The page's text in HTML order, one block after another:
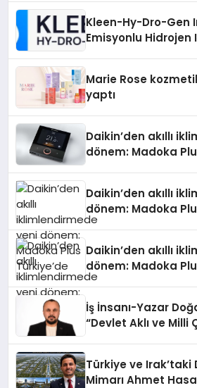
Kleen-Hy-Dro-Gen
Emisyonlu Hidrojen
Marie Rose
yaptı
Daikin’den akıllı
dönem: Madoka
Daikin’den akıllı
dönem: Madoka
Daikin’den akıllı
dönem: Madoka
İş İnsanı-Yazar
“Devlet Aklı ve Milli
Türkiye ve Irak’taki
Mimarı Ahmet